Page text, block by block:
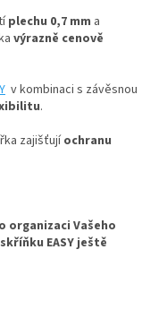
plechu 0,7 mm a
výrazně cenově
v kombinaci s závěsnou
.
zajišťujíochranu
Vašeho
EASY ještě